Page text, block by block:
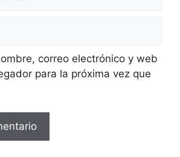
correo electrónico y web
para la próxima vez que